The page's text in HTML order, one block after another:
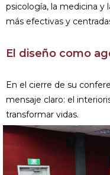
psicología, la medicina y
más efectivas y
El diseño como
En el cierre de su
mensaje claro: el
transformar vidas.